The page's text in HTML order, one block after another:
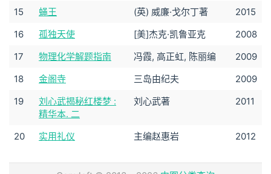
15 蝇王 (英) 威廉·戈尔丁著
2015
16
孤独天使 [美]杰克·凯鲁亚克
2008
17
物理化学解题指南 冯霞, 高正虹, 陈丽编
2009
18
金阁寺 三岛由纪夫
2009
19
刘心武揭秘红楼梦 :
精华本. 二
刘心武著 2011
20 实用礼仪 主编赵惠岩 2012